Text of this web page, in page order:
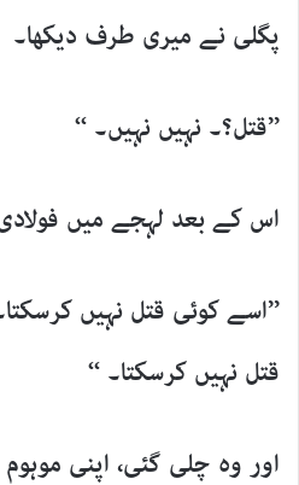
پگلی نے میری طرف دیکھا۔
’’قتل؟۔ نہیں نہیں۔ ‘‘
اس کے بعد لہجے میں
’’اسے کوئی قتل نہیں
قتل نہیں کرسکتا۔ ‘‘
اور وہ چلی گئی، اپنی